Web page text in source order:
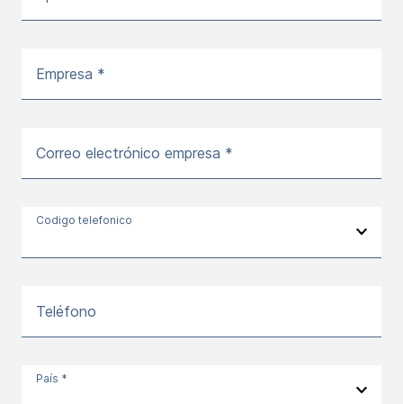
Empresa *
Correo electrónico empresa *
Codigo telefonico
Teléfono
País *